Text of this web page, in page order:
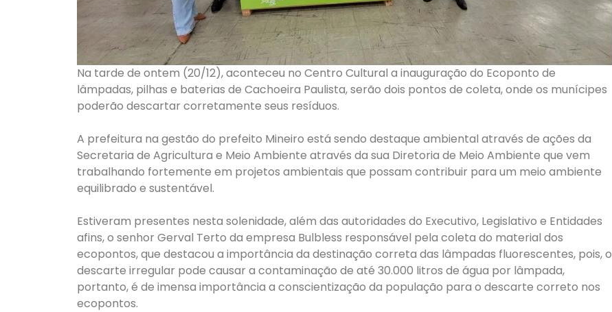
Na tarde de ontem (20/12), aconteceu no Centro Cultural a inauguração do Ecoponto de
lâmpadas, pilhas e baterias de Cachoeira Paulista, serão dois pontos de coleta, onde os munícipes
poderão descartar corretamente seus resíduos.
A prefeitura na gestão do prefeito Mineiro está sendo destaque ambiental através de ações da
Secretaria de Agricultura e Meio Ambiente através da sua Diretoria de Meio Ambiente que vem
trabalhando fortemente em projetos ambientais que possam contribuir para um meio ambiente
equilibrado e sustentável.
Estiveram presentes nesta solenidade, além das autoridades do Executivo, Legislativo e Entidades
afins, o senhor Gerval Terto da empresa Bulbless responsável pela coleta do material dos
ecopontos, que destacou a importância da destinação correta das lâmpadas fluorescentes, pois, o
descarte irregular pode causar a contaminação de até 30.000 litros de água por lâmpada,
portanto, é de imensa importância a conscientização da população para o descarte correto nos
ecopontos.